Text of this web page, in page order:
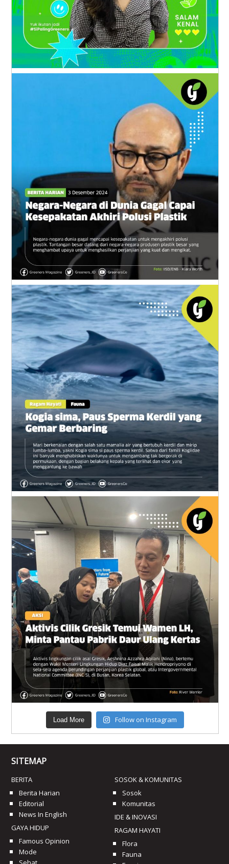
Load More Follow on Instagram
SITEMAP
BERITA
Berita Harian
Editorial
News In English
GAYA HIDUP
Famous Opinion
Mode
SOSOK & KOMUNITAS
Sosok
Komunitas
IDE & INOVASI
RAGAM HAYATI
Flora
Fauna